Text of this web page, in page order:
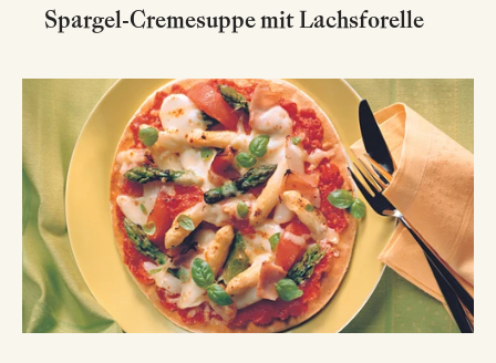
Spargel-Cremesuppe mit Lachsforelle